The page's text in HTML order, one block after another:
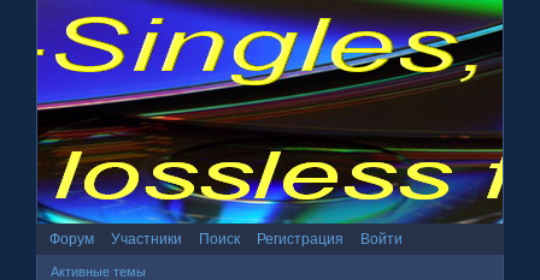
Форум Участники Поиск Регистрация Войти
Активные темы